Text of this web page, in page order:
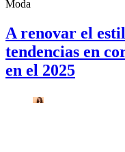
Moda
A renovar el
tendencias en
en el 2025